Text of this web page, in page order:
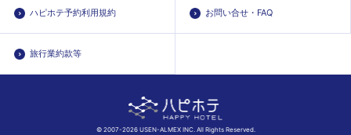
ハピホテ予約利用規約 お問い合せ・FAQ
旅行業約款等
© 2007-2026 USEN-ALMEX INC. All Rights Reserved.